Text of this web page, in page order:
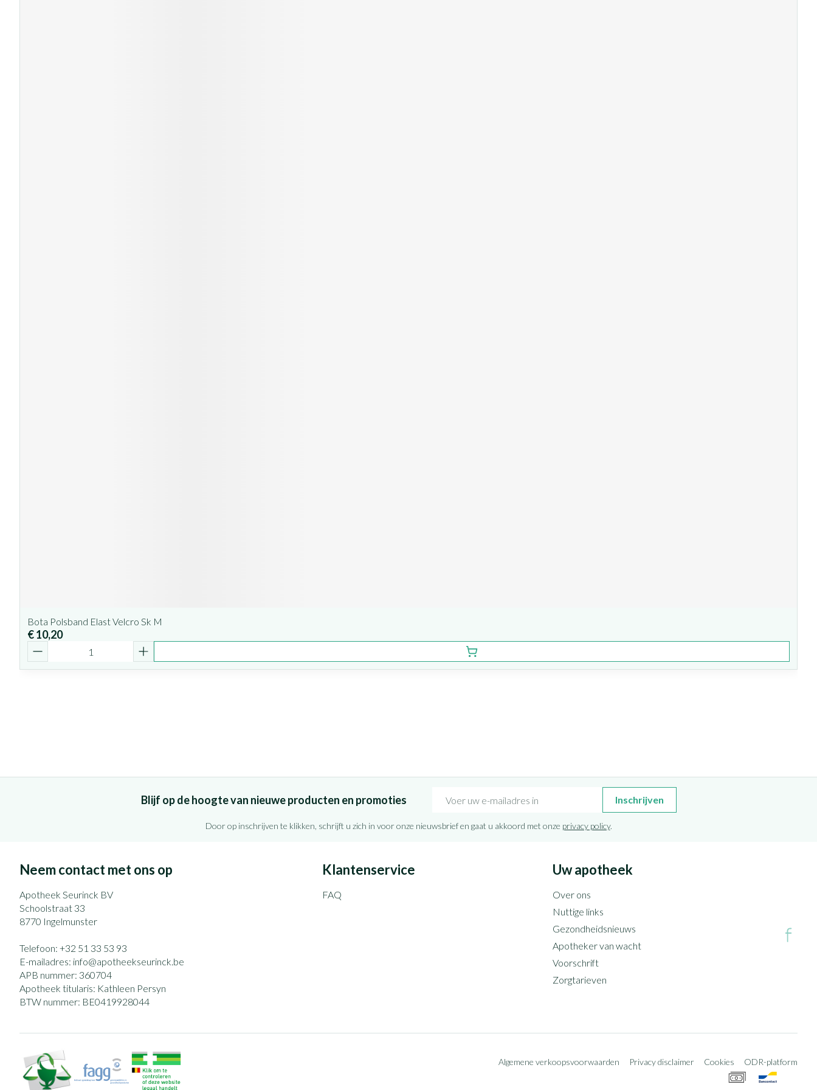
Bota Polsband Elast Velcro Sk M
€ 10,20
Blijf op de hoogte van nieuwe producten en promoties Inschrijven
Door op inschrijven te klikken, schrijft u zich in voor onze nieuwsbrief en gaat u akkoord met onze privacy policy.
Neem contact met ons op
Apotheek Seurinck BV
Schoolstraat 33
8770 Ingelmunster
Telefoon: +32 51 33 53 93
E-mailadres: info@apotheekseurinck.be
APB nummer: 360704
Apotheek titularis: Kathleen Persyn
BTW nummer: BE0419928044
Klantenservice
FAQ
Uw apotheek
Over ons
Nuttige links
Gezondheidsnieuws
Apotheker van wacht
Voorschrift
Zorgtarieven
Algemene verkoopsvoorwaarden Privacy disclaimer Cookies ODR-platform